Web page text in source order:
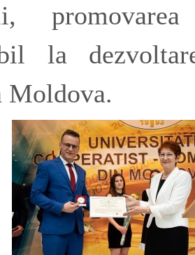
la
Moldova.